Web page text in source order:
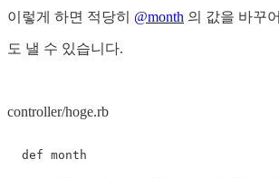
이렇게 하면 적당히 @month 의 값을 바꾸
도 낼 수 있습니다.
controller/hoge.rb
def month